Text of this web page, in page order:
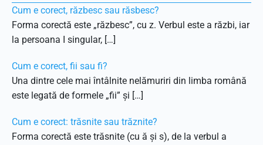
Cum e corect, răzbesc sau răsbesc?
Forma corectă este „răzbesc”, cu z. Verbul este a răzbi, iar
la persoana I singular, […]
Cum e corect, fii sau fi?
Una dintre cele mai întâlnite nelămuriri din limba română
este legată de formele „fii” și […]
Cum e corect: trăsnite sau trăznite?
Forma corectă este trăsnite (cu ă și s), de la verbul a